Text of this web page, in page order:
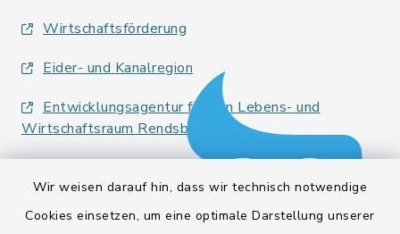
Wir weisen darauf hin, dass wir technisch notwendige
Cookies einsetzen, um eine optimale Darstellung unserer
Wirtschaftsförderung
Eider- und Kanalregion
Entwicklungsagentur für den Lebens- und
Wirtschaftsraum Rendsburg